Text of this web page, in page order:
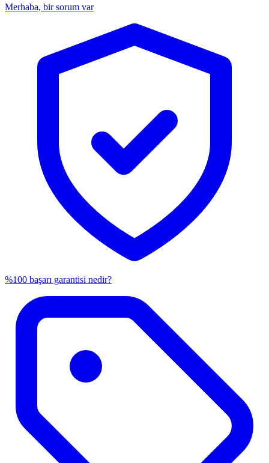
Merhaba, bir sorum var
%100 başarı garantisi nedir?